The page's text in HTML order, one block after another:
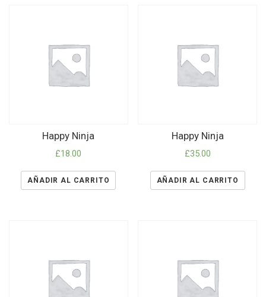
Happy Ninja
£18.00
AÑADIR AL CARRITO
Happy Ninja
£35.00
AÑADIR AL CARRITO